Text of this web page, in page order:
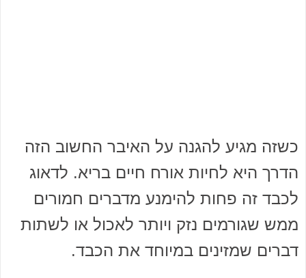
כשזה מגיע להגנה על האיבר החשוב הזה
הדרך היא לחיות אורח חיים בריא. לדאוג
לכבד זה פחות להימנע מדברים חמורים
ממש שגורמים נזק ויותר לאכול או לשתות
דברים שמזינים במיוחד את הכבד.